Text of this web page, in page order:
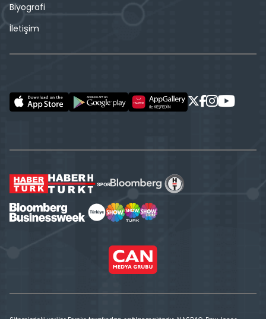
Biyografi
İletişim